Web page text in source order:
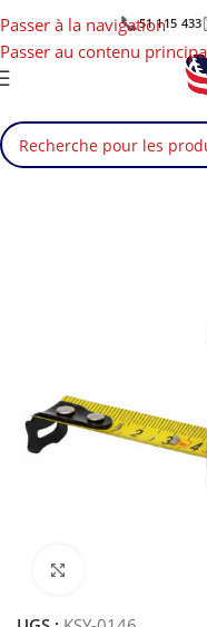
Passer à la navigation
Passer au contenu
📞51 115 433